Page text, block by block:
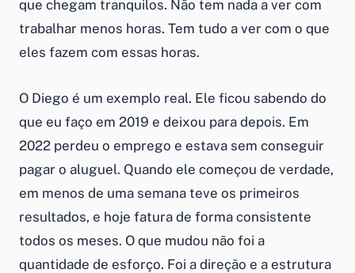
que chegam tranquilos. Não tem nada a ver com
trabalhar menos horas. Tem tudo a ver com o que
eles fazem com essas horas.
O Diego é um exemplo real. Ele ficou sabendo do
que eu faço em 2019 e deixou para depois. Em
2022 perdeu o emprego e estava sem conseguir
pagar o aluguel. Quando ele começou de verdade,
em menos de uma semana teve os primeiros
resultados, e hoje fatura de forma consistente
todos os meses. O que mudou não foi a
quantidade de esforço. Foi a direção e a estrutura